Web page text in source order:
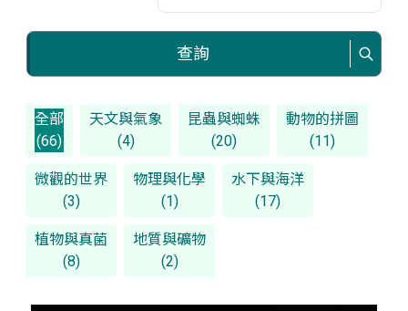
查詢
全部
(66)
天文與氣象
(4)
昆蟲與蜘蛛
(20)
動物的拼圖
(11)
微觀的世界
(3)
物理與化學
(1)
水下與海洋
(17)
植物與真菌
(8)
地質與礦物
(2)